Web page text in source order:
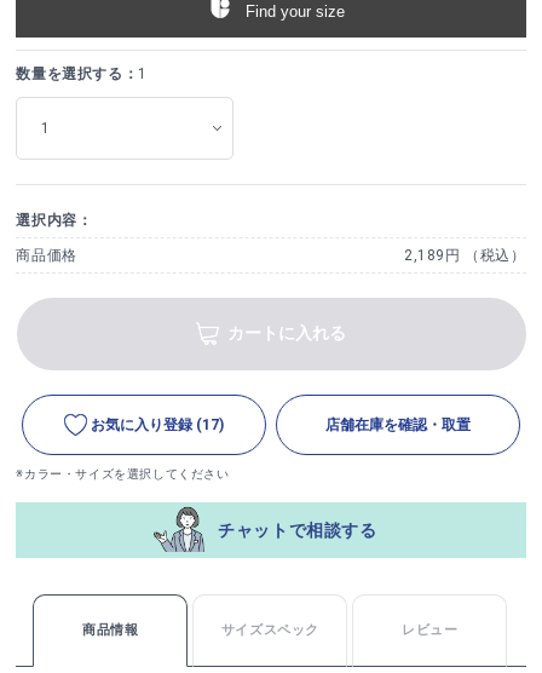
Find your size
数量を選択する： 1
選択内容：
商品価格 2,189円 （税込）
カートに入れる
お気に入り登録 (17) 店舗在庫を確認・取置
※カラー・サイズを選択してください
チャットで相談する
商品情報 サイズスペック レビュー